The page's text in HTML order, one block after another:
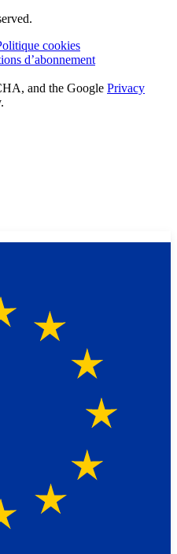
cookies
d’abonnement
and the Google Privacy